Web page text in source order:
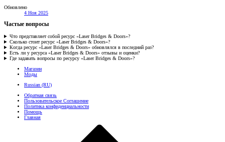
Обновлено
4 Ноя 2025
Частые вопросы
Что представляет собой ресурс «Laser Bridges & Doors»?
Сколько стоит ресурс «Laser Bridges & Doors»?
Когда ресурс «Laser Bridges & Doors» обновлялся в последний раз?
Есть ли у ресурса «Laser Bridges & Doors» отзывы и оценки?
Где задавать вопросы по ресурсу «Laser Bridges & Doors»?
Магазин
Моды
Russian (RU)
Обратная связь
Пользовательское Соглашение
Политика конфиденциальности
Помощь
Главная